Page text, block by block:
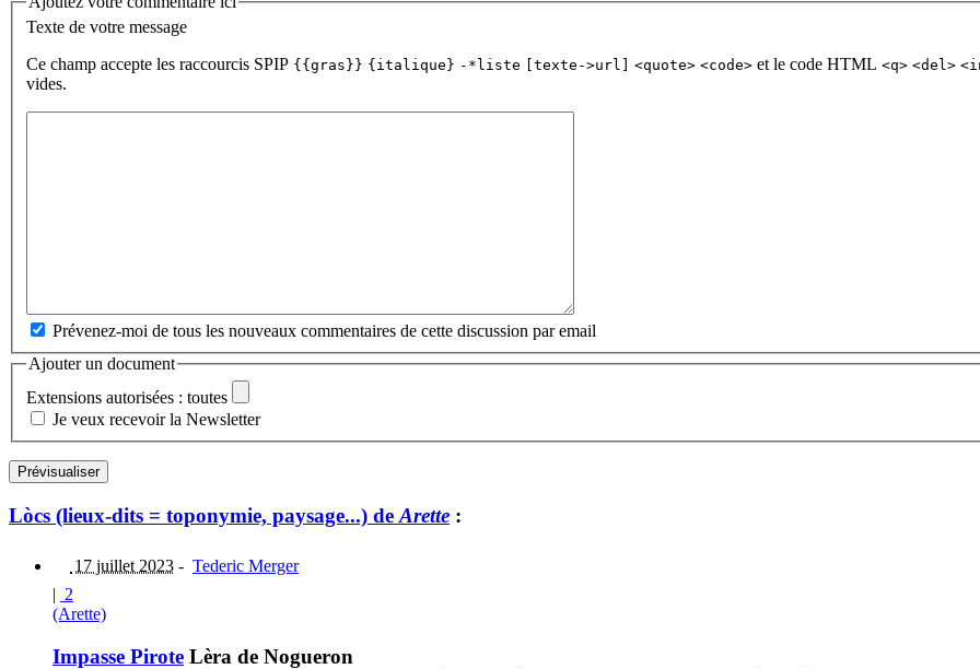
Texte de votre message
Ce champ accepte les raccourcis SPIP {{gras}} {italique} -*liste [texte->url] <quote> <code> et le code HTML <q> <del>
vides.
Prévenez-moi de tous les nouveaux commentaires de cette discussion par email
Ajouter un document
Extensions autorisées : toutes
Je veux recevoir la Newsletter
Lòcs (lieux-dits = toponymie, paysage...) de Arette :
17 juillet 2023 - Tederic Merger
| 2
(Arette)
Impasse Pirote Lèra de Nogueron